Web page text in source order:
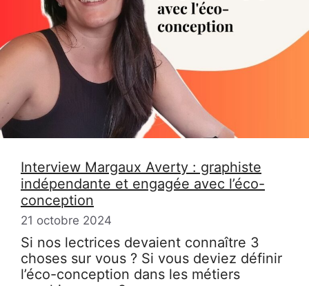
Interview Margaux Averty : graphiste
indépendante et engagée avec l’éco-
conception
21 octobre 2024
Si nos lectrices devaient connaître 3
choses sur vous ? Si vous deviez définir
l’éco-conception dans les métiers